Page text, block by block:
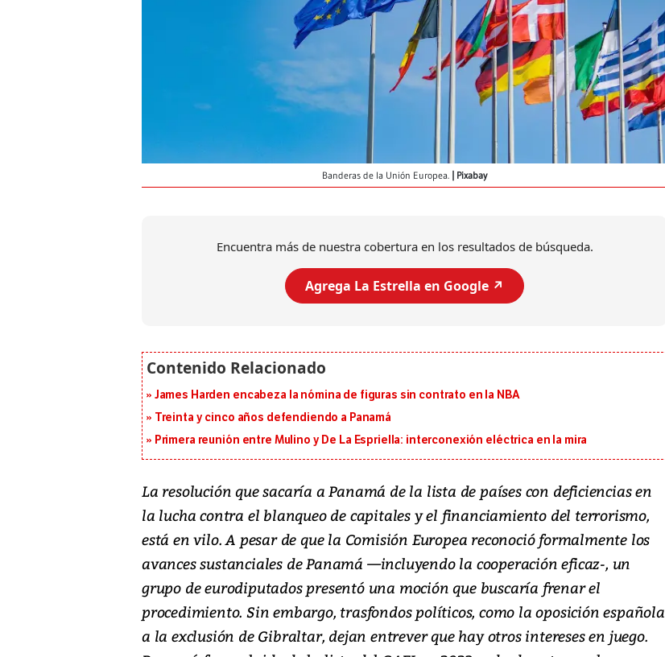
Banderas de la Unión Europea. Pixabay
Encuentra más de nuestra cobertura en los resultados de búsqueda.
Agrega La Estrella en Google ↗️
James Harden encabeza la nómina de figuras sin contrato en la NBA
Treinta y cinco años defendiendo a Panamá
Primera reunión entre Mulino y De La Espriella: interconexión eléctrica en la mira
La resolución que sacaría a Panamá de la lista de países con deficiencias en
la lucha contra el blanqueo de capitales y el financiamiento del terrorismo,
está en vilo. A pesar de que la Comisión Europea reconoció formalmente los
avances sustanciales de Panamá —incluyendo la cooperación eficaz-, un
grupo de eurodiputados presentó una moción que buscaría frenar el
procedimiento. Sin embargo, trasfondos políticos, como la oposición española
a la exclusión de Gibraltar, dejan entrever que hay otros intereses en juego.